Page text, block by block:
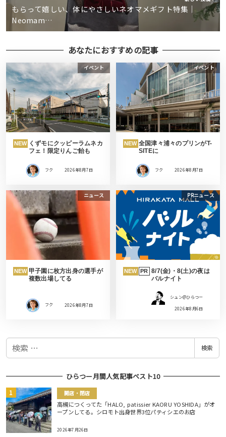
もらって嬉しい、体にやさしいネオマメギフト特集｜
Neomam…
あなたにおすすめの記事
イベント
NEW くずモにクッピーラムネカ
フェ！限定りんご飴も
フク 2026年8月7日
イベント
NEW 全国津々浦々のプリンがT-
SITEに
フク 2026年8月7日
ニュース
NEW 甲子園に枚方出身の選手が
複数出場してる
フク 2026年8月7日
PRニュース
NEW PR 8/7(金)・8(土)の夜は
バルナイト
シュン@ひらつー
2026年8月6日
検
検索
ひらつー月間人気記事ベスト10
開店・閉店
高槻につくってた「HALO, patissier KAORU YOSHIDA」がオ
ープンしてる。シロモト出身世界3位パティシエのお店
2026年7月26日